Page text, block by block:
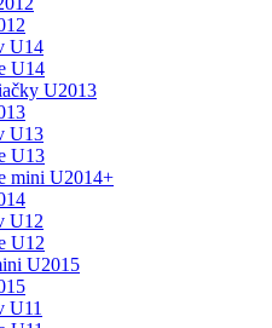
U14
U14
U2013
U13
U13
mini U2014+
U12
U12
U2015
U11